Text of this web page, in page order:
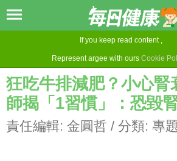
If you keep read content ,
Represent argee with ours Cookie
狂吃牛排減肥？小心
師揭「1習慣」：恐毀
責任編輯: 金圓哲 / 分類: 專